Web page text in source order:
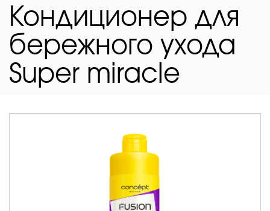
Кондиционер для
бережного ухода
Super miracle